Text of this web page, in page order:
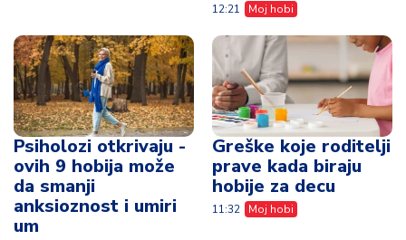
12:21 Moj hobi
Psiholozi otkrivaju -
ovih 9 hobija može
da smanji
anksioznost i umiri
um
Greške koje roditelji
prave kada biraju
hobije za decu
11:32 Moj hobi